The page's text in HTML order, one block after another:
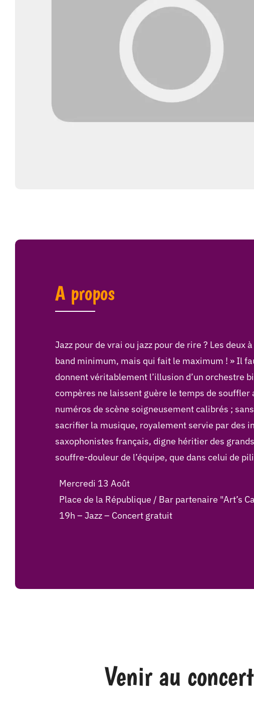
A propos
Jazz pour de vrai ou jazz pour de rire ? Les deux
band minimum, mais qui fait le maximum ! » Il
donnent véritablement l’illusion d’un orchestre
compères ne laissent guère le temps de souffler
numéros de scène soigneusement calibrés ;
sacrifier la musique, royalement servie par des
saxophonistes français, digne héritier des
souffre-douleur de l’équipe, que dans celui de
Mercredi 13 Août
Place de la République / Bar partenaire "Art’s
19h – Jazz – Concert gratuit
Venir au